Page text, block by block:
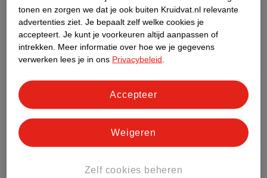
Klantenservice
Over Kruidvat
tonen en zorgen we dat je ook buiten Kruidvat.nl relevante
advertenties ziet. Je bepaalt zelf welke cookies je
accepteert. Je kunt je voorkeuren altijd aanpassen of
intrekken.
Meer informatie over hoe we je gegevens
verwerken lees je in ons Privacybeleid
Zelf cookies beheren
Weigeren
Accepteer